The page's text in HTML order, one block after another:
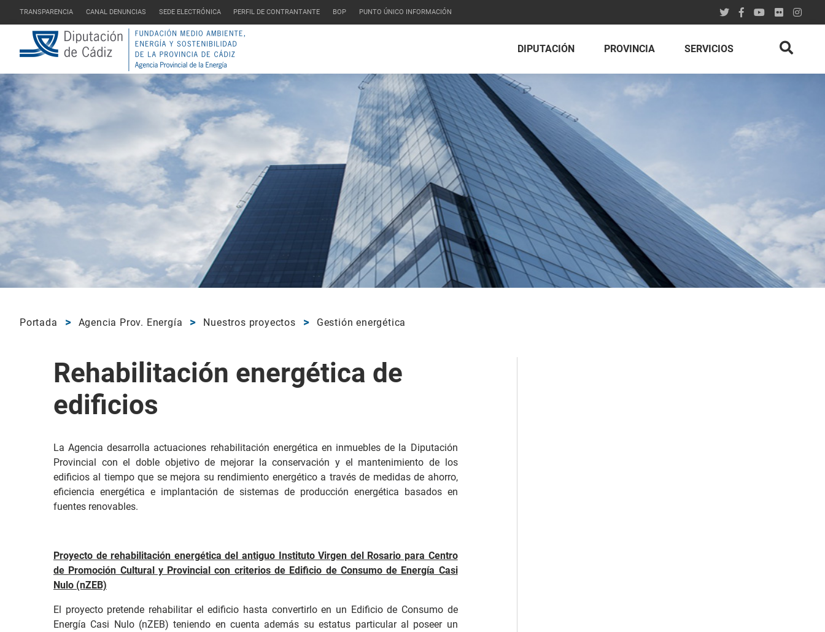
TRANSPARENCIA CANAL DENUNCIAS SEDE ELECTRÓNICA PERFIL DE CONTRANTANTE BOP PUNTO ÚNICO INFORMACIÓN
DIPUTACIÓN PROVINCIA SERVICIOS
Portada Agencia Prov. Energía Nuestros proyectos Gestión energética
Rehabilitación energética de
edificios
La Agencia desarrolla actuaciones rehabilitación energética en inmuebles de la Diputación
Provincial con el doble objetivo de mejorar la conservación y el mantenimiento de los
edificios al tiempo que se mejora su rendimiento energético a través de medidas de ahorro,
eficiencia energética e implantación de sistemas de producción energética basados en
fuentes renovables.
Proyecto de rehabilitación energética del antiguo Instituto Virgen del Rosario para Centro
de Promoción Cultural y Provincial con criterios de Edificio de Consumo de Energía Casi
Nulo (nZEB)
El proyecto pretende rehabilitar el edificio hasta convertirlo en un Edificio de Consumo de
Energía Casi Nulo (nZEB) teniendo en cuenta además su estatus particular al poseer un